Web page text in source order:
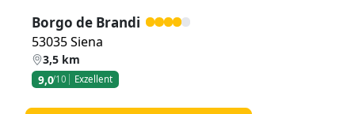
Borgo de Brandi
53035 Siena
3,5 km
9,0/10 Exzellent